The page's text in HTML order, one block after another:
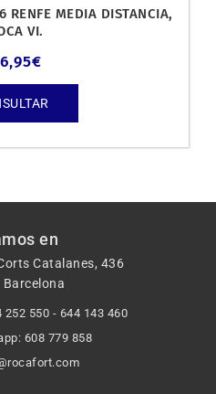
RENFE MEDIA DISTANCIA,
VI.
€
en
Catalanes, 436
252 550 - 644 143 460
608 779 858